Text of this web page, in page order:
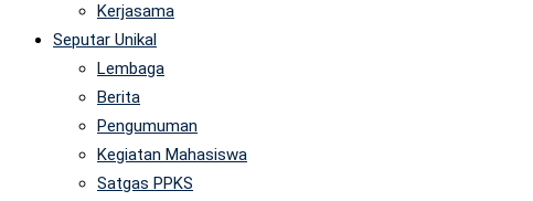
Kerjasama
Seputar Unikal
Lembaga
Berita
Pengumuman
Kegiatan Mahasiswa
Satgas PPKS